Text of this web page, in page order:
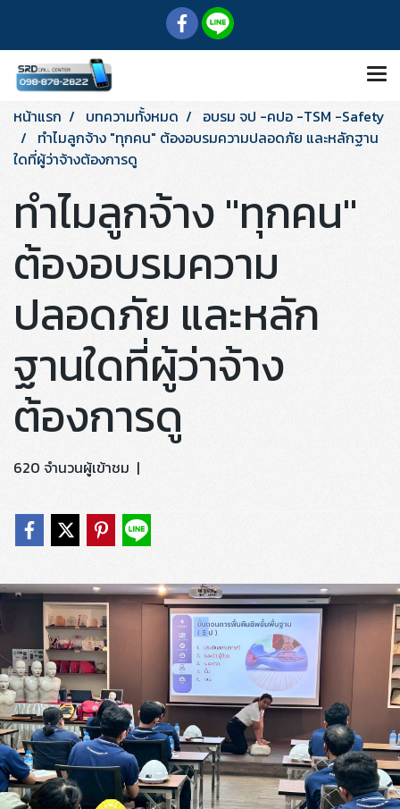
หน้าแรก บทความทั้งหมด
อบรม จป -คปอ -TSM -Safety
ทำไมลูกจ้าง "ทุกคน" ต้องอบรมความปลอดภัย และหลักฐาน
ใดที่ผู้ว่าจ้างต้องการดู
ทำไมลูกจ้าง "ทุกคน"
ต้องอบรมความ
ปลอดภัย และหลัก
ฐานใดที่ผู้ว่าจ้าง
ต้องการดู
620 จำนวนผู้เข้าชม |